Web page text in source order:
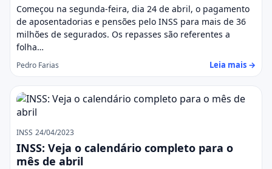
Começou na segunda-feira, dia 24 de abril, o pagamento
de aposentadorias e pensões pelo INSS para mais de 36
milhões de segurados. Os repasses são referentes a
folha…
Pedro Farias Leia mais →
INSS 24/04/2023
INSS: Veja o calendário completo para o
mês de abril